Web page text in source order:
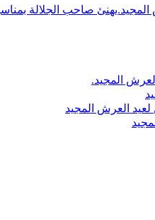
صاحب الجلالة
المجيد.
العرش المجيد